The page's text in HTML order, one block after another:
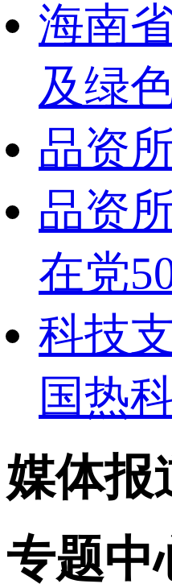
海南
及绿
品资
品资
在党
科技
国热
媒体报
专题中